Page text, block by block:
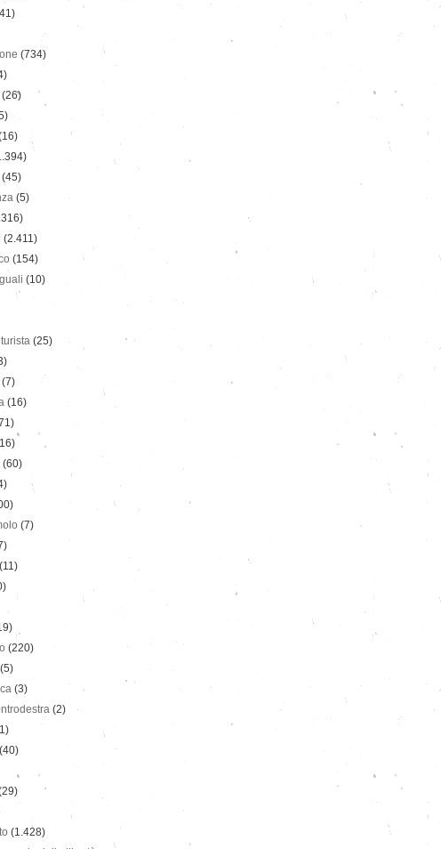
(734)
(26)
(45)
(5)
(2.411)
(154)
(10)
(25)
(7)
(16)
(60)
(7)
(11)
(220)
(5)
(3)
(2)
(40)
(1.428)